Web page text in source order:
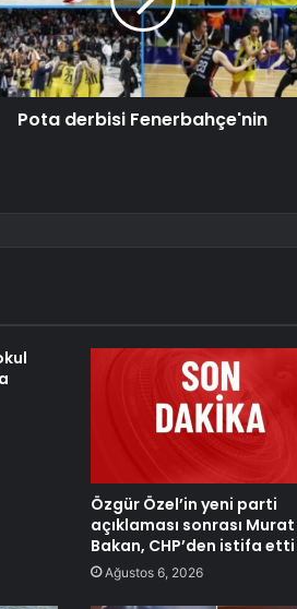
Pota derbisi Fenerbahçe'nin
Özgür Özel’in yeni parti
açıklaması sonrası Murat
Bakan, CHP’den istifa etti
Ağustos 6, 2026